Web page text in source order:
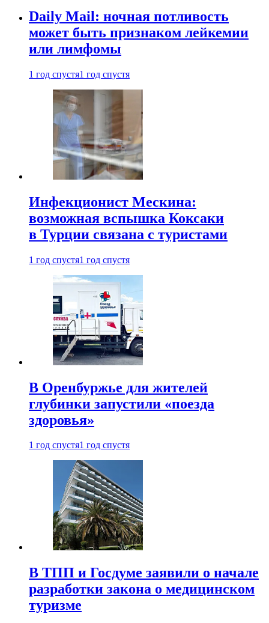
Daily Mail: ночная потливость
может быть признаком лейкемии
или лимфомы
1 год спустя1 год спустя
Инфекционист Мескина:
возможная вспышка Коксаки
в Турции связана с туристами
1 год спустя1 год спустя
В Оренбуржье для жителей
глубинки запустили «поезда
здоровья»
1 год спустя1 год спустя
В ТПП и Госдуме заявили о начале
разработки закона о медицинском
туризме